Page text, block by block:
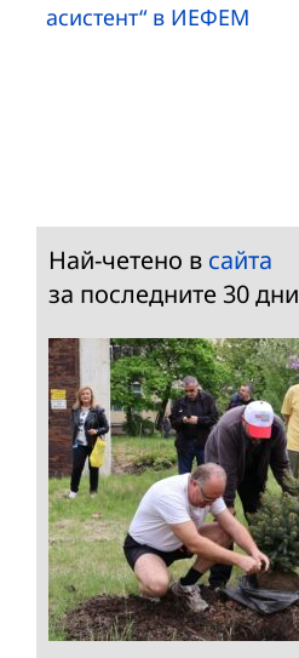
асистент“ в ИЕФЕМ
Най-четено в сайта
за последните 30 дни